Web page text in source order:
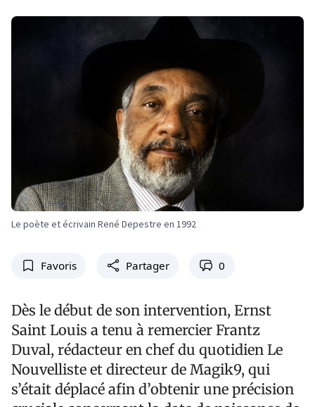
Le poète et écrivain René Depestre en 1992
Favoris Partager 0
Dès le début de son intervention, Ernst
Saint Louis a tenu à remercier Frantz
Duval, rédacteur en chef du quotidien Le
Nouvelliste et directeur de Magik9, qui
s’était déplacé afin d’obtenir une précision